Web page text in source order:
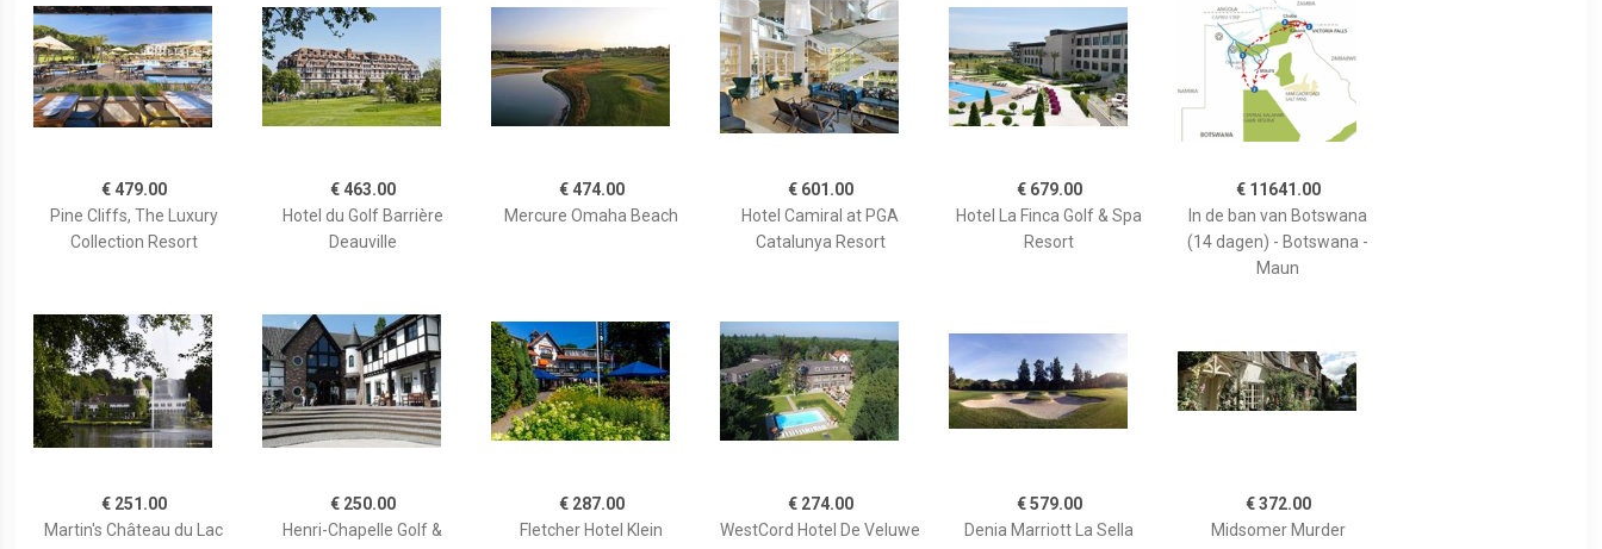
€ 479.00
Pine Cliffs, The Luxury
Collection Resort
€ 463.00
Hotel du Golf Barrière
Deauville
€ 474.00
Mercure Omaha Beach
€ 601.00
Hotel Camiral at PGA
Catalunya Resort
€ 679.00
Hotel La Finca Golf & Spa
Resort
€ 11641.00
In de ban van Botswana
(14 dagen) - Botswana -
Maun
€ 251.00
Martin's Château du Lac
€ 250.00
Henri-Chapelle Golf &
€ 287.00
Fletcher Hotel Klein
€ 274.00
WestCord Hotel De Veluwe
€ 579.00
Denia Marriott La Sella
€ 372.00
Midsomer Murder